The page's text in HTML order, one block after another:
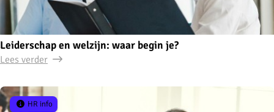
Leiderschap en welzijn: waar begin je?
Lees verder
HR info